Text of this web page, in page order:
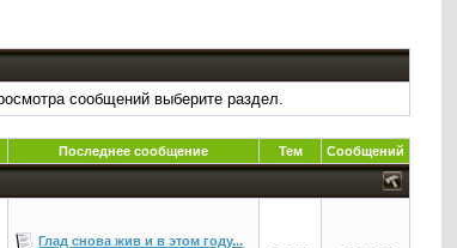
сообщений выберите раздел.
Последнее сообщение Тем Сообщений
Глад снова жив и в этом году...